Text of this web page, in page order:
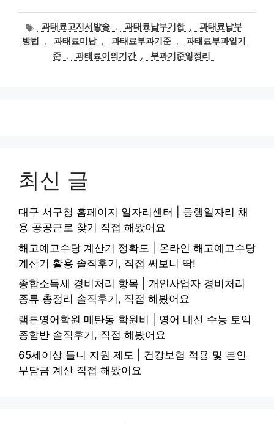
태
그
과태료고지서발송 , 과태료납부기한 ,
과태료납부
방법
, 과태료미납 , 과태료부과기준 ,
과태료부과일기
준 , 과태료이의기간 , 부과기준일정리
최신 글
대구 서구청 홈페이지 일자리센터 | 동행일자리 채
용 공공근로 찾기 직접 해봤어요
해고예고수당 계산기 정확도 | 온라인 해고예고수당
계산기 활용 솔직후기, 직접 써보니 딱!
종합소득세 경비처리 항목 | 개인사업자 경비처리
종류 총정리 솔직후기, 직접 해봤어요
램튼영어학원 매탄동 학원비 | 영어 내신 수능 토익
종합반 솔직후기, 직접 해봤어요
65세이상 틀니 지원 제도 | 건강보험 적용 및 본인
부담금 계산 직접 해봤어요